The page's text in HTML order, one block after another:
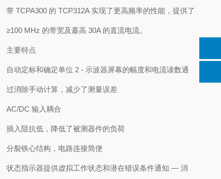
带 TCPA300 的 TCP312A 实现了更高频率的性能，提供了
≥100 MHz 的带宽及蕞高 30A 的直流电流。
主要特点
自动定标和确定单位 2 - 示波器屏幕的幅度和电流读数通
过消除手动计算，减少了测量误差
AC/DC 输入耦合
插入阻抗低，降低了被测器件的负荷
分裂铁心结构，电路连接简便
状态指示器提供虚拟工作状态和潜在错误条件通知 — 消